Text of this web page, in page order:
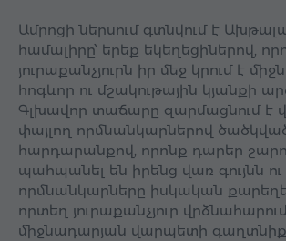
Ամրոցի ներսում գտնվում է
համալիրը՝ երեք եկեղեցիներով,
յուրաքանչյուրն իր մեջ կրում է
հոգևոր ու մշակութային կյանքի
Գլխավոր տաճարը զարմացնում է
փայլող որմնանկարներով
հարդարանքով, որոնք դարեր
պահպանել են իրենց վառ գույնն ու
որմնանկարները իսկական
որտեղ յուրաքանչյուր
միջնադարյան վարպետի